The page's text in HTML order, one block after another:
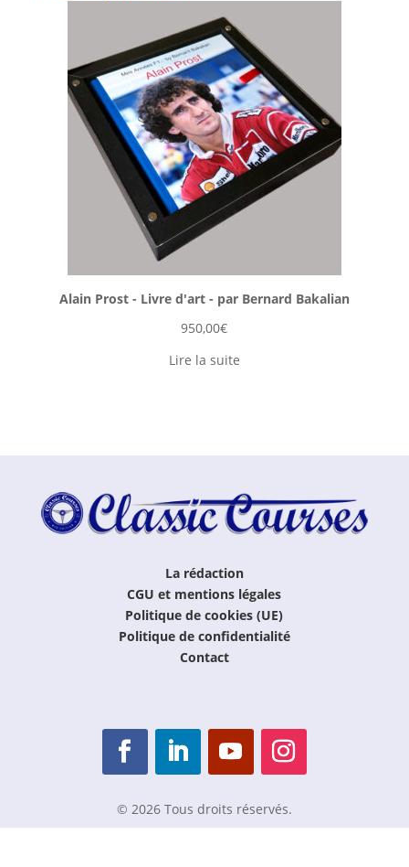
Alain Prost - Livre d'art - par Bernard Bakalian
950,00€
Lire la suite
La rédaction
CGU et mentions légales
Politique de cookies (UE)
Politique de confidentialité
Contact
© 2026 Tous droits réservés.